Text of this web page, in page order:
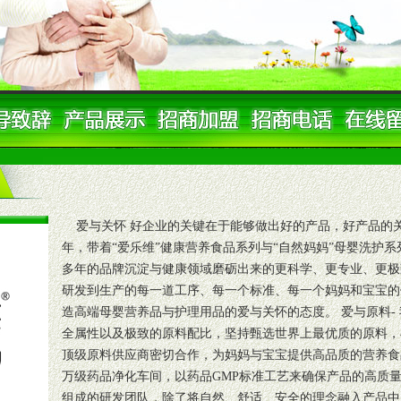
爱与关怀 好企业的关键在于能够做出好的产品，好产品的
年，带着“爱乐维”健康营养食品系列与“自然妈妈”母婴洗护
多年的品牌沉淀与健康领域磨砺出来的更科学、更专业、更
研发到生产的每一道工序、每一个标准、每一个妈妈和宝宝
造高端母婴营养品与护理用品的爱与关怀的态度。 爱与原料
全属性以及极致的原料配比，坚持甄选世界上最优质的原料
顶级原料供应商密切合作，为妈妈与宝宝提供高品质的营养
万级药品净化车间，以药品GMP标准工艺来确保产品的高质
组成的研发团队，除了将自然、舒适、安全的理念融入产品